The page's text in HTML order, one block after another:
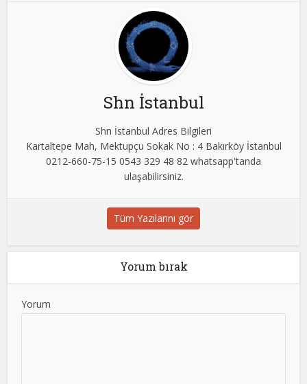
Shn İstanbul
Shn İstanbul Adres Bilgileri
Kartaltepe Mah, Mektupçu Sokak No : 4 Bakırköy İstanbul
0212-660-75-15 0543 329 48 82 whatsapp'tanda
ulaşabilirsiniz.
Tüm Yazılarını gör
Yorum bırak
Yorum